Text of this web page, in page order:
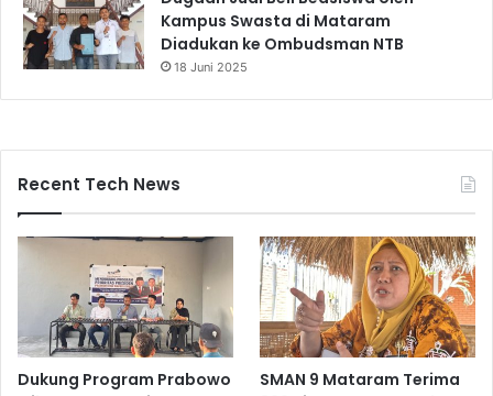
Kampus Swasta di Mataram
Diadukan ke Ombudsman NTB
18 Juni 2025
Recent Tech News
Dukung Program Prabowo
SMAN 9 Mataram Terima